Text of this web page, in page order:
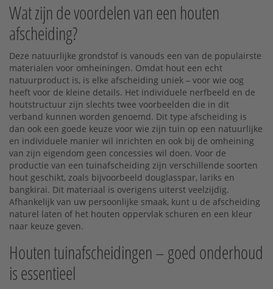
Wat zijn de voordelen van een houten
afscheiding?
Deze natuurlijke grondstof is vanouds een van de populairste
materialen voor omheiningen. Omdat hout een echt
natuurproduct is, is elke afscheiding uniek – voor wie oog
heeft voor de kleine details. Het individuele nerfbeeld en de
houtstructuur zijn slechts twee voorbeelden die in dit
verband kunnen worden genoemd. Dit type afscheiding is
dan ook een goede keuze voor wie zijn tuin op een natuurlijke
en individuele manier wil inrichten en ook bij de omheining
van zijn eigendom geen concessies wil doen. Voor de
productie van een tuinafscheiding zijn verschillende soorten
hout geschikt, zoals bijvoorbeeld douglasspar, lariks en
bangkirai. Dit materiaal is overigens uiterst veelzijdig.
Afhankelijk van uw persoonlijke smaak, kunt u de afscheiding
naturel laten of het houten oppervlak schuren en een kleur
naar keuze geven.
Houten tuinafscheidingen – goed onderhoud
is essentieel